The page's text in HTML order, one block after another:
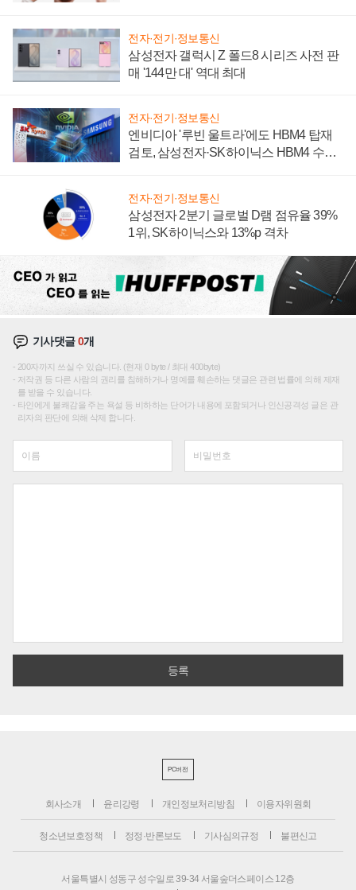
전자·전기·정보통신
삼성전자 갤럭시 Z 폴드8 시리즈 사전 판
매 '144만 대' 역대 최대
전자·전기·정보통신
엔비디아 '루빈 울트라'에도 HBM4 탑재
검토, 삼성전자·SK하이닉스 HBM4 수율
전자·전기·정보통신
삼성전자 2분기 글로벌 D램 점유율 39%
1위, SK하이닉스와 13%p 격차
기사댓글0개
200자까지 쓰실 수 있습니다. (현재 0 byte / 최대 400byte)
저작권 등 다른 사람의 권리를 침해하거나 명예를 훼손하는 댓글은 관련 법률에 의해 제재
를 받을 수 있습니다.
타인에게 불쾌감을 주는 욕설 등 비하하는 단어가 내용에 포함되거나 인신공격성 글은 관
리자의 판단에 의해 삭제 합니다.
PC버전
회사소개 윤리강령 개인정보처리방침 이용자위원회
청소년보호정책 정정·반론보도 기사심의규정 불편신고
서울특별시 성동구 성수일로 39-34 서울숲더스페이스 12층